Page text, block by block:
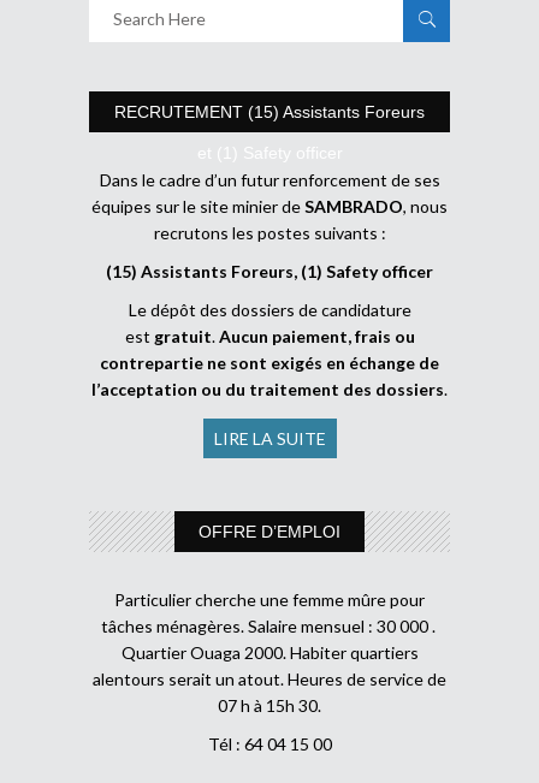
RECRUTEMENT (15) Assistants Foreurs
et (1) Safety officer
Dans le cadre d’un futur renforcement de ses
équipes sur le site minier deSAMBRADO, nous
recrutons les postes suivants :
(15) Assistants Foreurs, (1) Safety officer
Le dépôt des dossiers de candidature
est gratuit.Aucun paiement, frais ou
contrepartie ne sont exigés en échange de
l’acceptation ou du traitement des dossiers.
LIRE LA SUITE
OFFRE D’EMPLOI
Particulier cherche une femme mûre pour
tâches ménagères. Salaire mensuel : 30 000 .
Quartier Ouaga 2000. Habiter quartiers
alentours serait un atout. Heures de service de
07 h à 15h 30.
Tél : 64 04 15 00